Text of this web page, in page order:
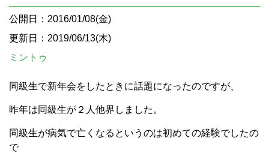
公開日：2016/01/08(金)
更新日：2019/06/13(木)
ミントゥ
同級生で新年会をしたときに話題になったのですが、
昨年は同級生が２人他界しました。
同級生が病気で亡くなるというのは初めての経験でしたの
で